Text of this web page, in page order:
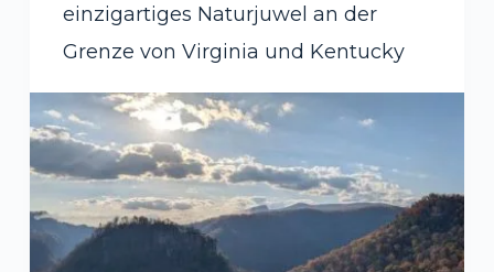
einzigartiges Naturjuwel an der
Grenze von Virginia und Kentucky